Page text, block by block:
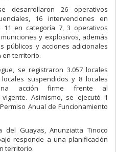
desarrollaron 26 operativos
16 intervenciones en
11 en categoría 7, 3 operativos
y explosivos, además
públicos y acciones adicionales
en territorio.
se registraron 3.057 locales
suspendidos y 8 locales
una acción firme frente al
Asimismo, se ejecutó 1
Anual de Funcionamiento
Guayas, Anunziatta Tinoco
responde a una planificación
territorio.